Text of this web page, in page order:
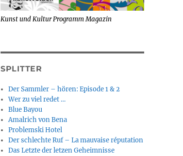
Kunst und Kultur Programm Magazin
SPLITTER
Der Sammler – hören: Episode 1 & 2
Wer zu viel redet …
Blue Bayou
Amalrich von Bena
Problemski Hotel
Der schlechte Ruf – La mauvaise réputation
Das Letzte der letzen Geheimnisse